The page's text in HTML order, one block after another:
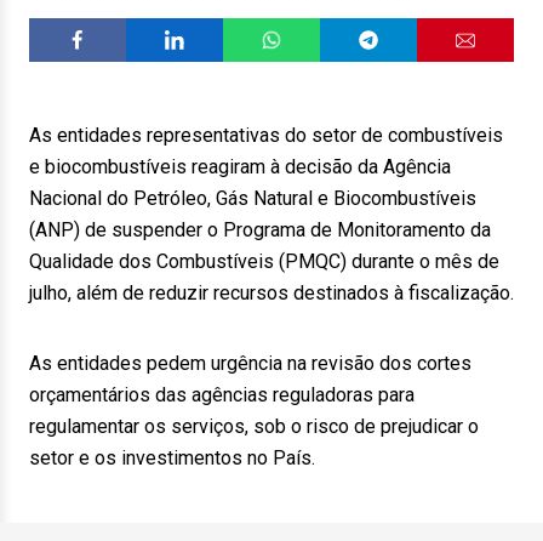
As entidades representativas do setor de combustíveis
e biocombustíveis reagiram à decisão da Agência
Nacional do Petróleo, Gás Natural e Biocombustíveis
(ANP) de suspender o Programa de Monitoramento da
Qualidade dos Combustíveis (PMQC) durante o mês de
julho, além de reduzir recursos destinados à fiscalização.
As entidades pedem urgência na revisão dos cortes
orçamentários das agências reguladoras para
regulamentar os serviços, sob o risco de prejudicar o
setor e os investimentos no País.